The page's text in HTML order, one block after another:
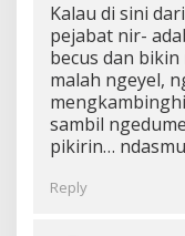
Kalau di sini
pejabat nir-
becus dan
malah ngeyel,
sambil
pikirin…
Reply